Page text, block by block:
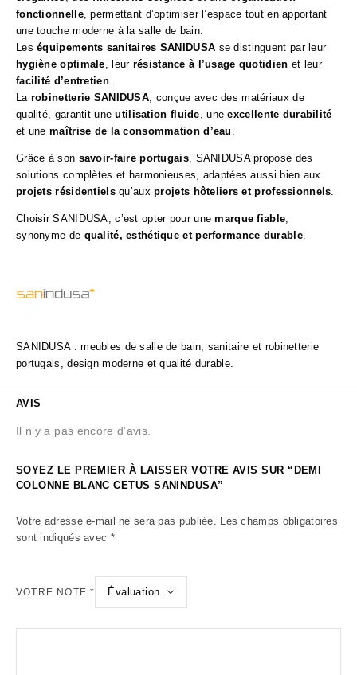
fonctionnelle, permettant d’optimiser l’espace tout en apportant
une touche moderne à la salle de bain.
Leséquipements sanitaires SANIDUSA se distinguent par leur
hygiène optimale, leur résistance à l’usage quotidien et leur
facilité d’entretien.
La robinetterie SANIDUSA, conçue avec des matériaux de
qualité, garantit uneutilisation fluide, uneexcellente durabilité
et unemaîtrise de la consommation d’eau .
Grâce à son savoir-faire portugais, SANIDUSA propose des
solutions complètes et harmonieuses, adaptées aussi bien aux
projets résidentielsqu’auxprojets hôteliers et professionnels.
Choisir SANIDUSA, c’est opter pour unemarque fiable,
synonyme de qualité, esthétique et performance durable.
SANIDUSA : meubles de salle de bain, sanitaire et robinetterie
portugais, design moderne et qualité durable.
AVIS
Il n’y a pas encore d’avis.
SOYEZ LE PREMIER À LAISSER VOTRE AVIS SUR “DEMI
COLONNE BLANC CETUS SANINDUSA”
Votre adresse e-mail ne sera pas publiée. Les champs obligatoires
sont indiqués avec *
VOTRE NOTE*